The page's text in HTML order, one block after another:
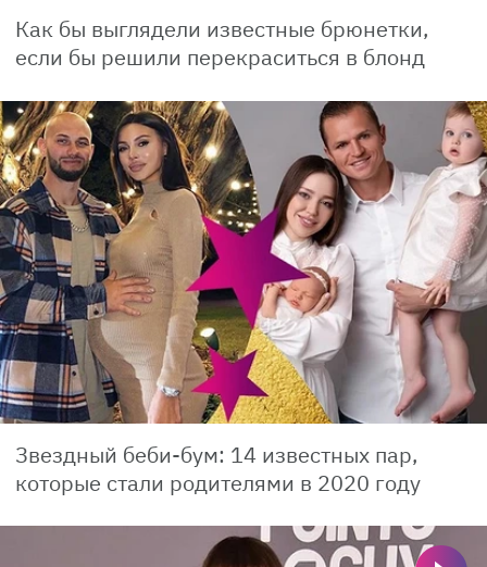
Как бы выглядели известные брюнетки,
если бы решили перекраситься в блонд
Звездный беби-бум: 14 известных пар,
которые стали родителями в 2020 году